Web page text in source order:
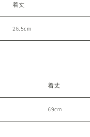
着丈
26.5cm
着丈
69cm